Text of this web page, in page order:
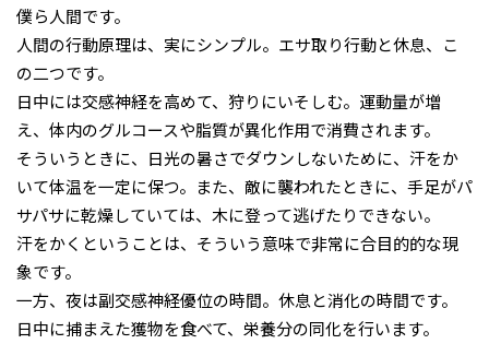
僕ら人間です。
人間の行動原理は、実にシンプル。エサ取り行動と休息、こ
の二つです。
日中には交感神経を高めて、狩りにいそしむ。運動量が増
え、体内のグルコースや脂質が異化作用で消費されます。
そういうときに、日光の暑さでダウンしないために、汗をか
いて体温を一定に保つ。また、敵に襲われたときに、手足がパ
サパサに乾燥していては、木に登って逃げたりできない。
汗をかくということは、そういう意味で非常に合目的的な現
象です。
一方、夜は副交感神経優位の時間。休息と消化の時間です。
日中に捕まえた獲物を食べて、栄養分の同化を行います。